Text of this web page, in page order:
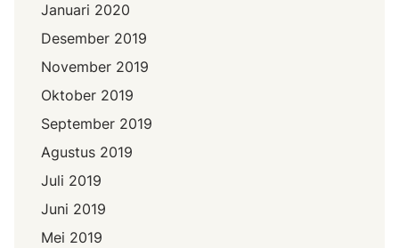
Januari 2020
Desember 2019
November 2019
Oktober 2019
September 2019
Agustus 2019
Juli 2019
Juni 2019
Mei 2019